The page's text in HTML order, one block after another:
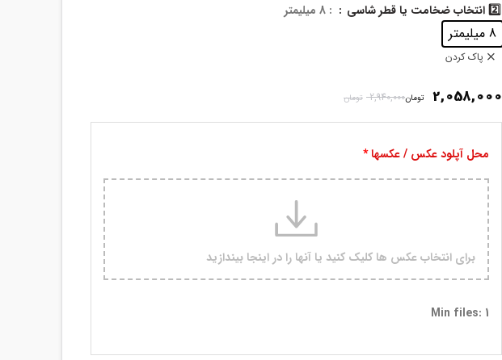
2️⃣ انتخاب ضخامت یا قطر شاسی : 8 میلیمتر
8 میلیمتر
پاک کردن
2,940,000 تومان 2,058,000 تومان
محل آپلود عکس / عکسها
برای انتخاب عکس ها کلیک کنید یا آنها را در اینجا بیندازید
Min files: 1